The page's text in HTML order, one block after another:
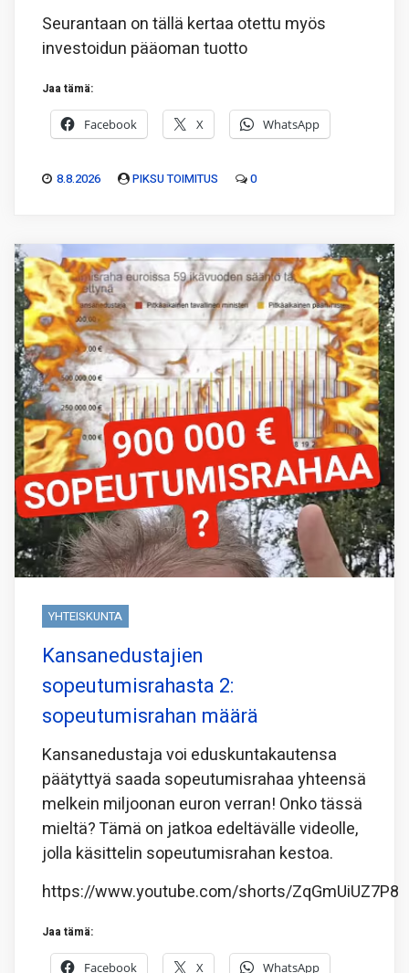
Seurantaan on tällä kertaa otettu myös
investoidun pääoman tuotto
Jaa tämä:
Facebook X WhatsApp
8.8.2026 PIKSU TOIMITUS 0
YHTEISKUNTA
Kansanedustajien
sopeutumisrahasta 2:
sopeutumisrahan määrä
Kansanedustaja voi eduskuntakautensa
päätyttyä saada sopeutumisrahaa yhteensä
melkein miljoonan euron verran! Onko tässä
mieltä? Tämä on jatkoa edeltävälle videolle,
jolla käsittelin sopeutumisrahan kestoa.
https://www.youtube.com/shorts/ZqGmUiUZ7P8
Jaa tämä:
Facebook X WhatsApp